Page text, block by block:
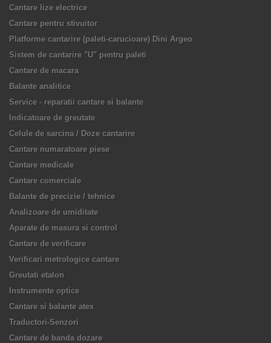
Cantare lize electrice
Cantare pentru stivuitor
Platforme cantarire (paleti-carucioare) Dini Argeo
Sistem de cantarire "U" pentru paleti
Cantare de macara
Balante analitice
Service - reparatii cantare si balante
Indicatoare de greutate
Celule de sarcina / Doze cantarire
Cantare numaratoare piese
Cantare medicale
Cantare comerciale
Balante de precizie / tehnice
Analizoare de umiditate
Aparate de masura si control
Cantare de verificare
Verificari metrologice cantare
Greutati etalon
Instrumente optice
Cantare si balante atex
Traductori-Senzori
Cantare de banda dozare